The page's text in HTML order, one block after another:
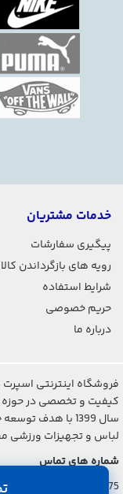
خدمات مشتریان
پیگیری سفارشات
رویه های بازگرداندن کالا
شرایط استفاده
حریم خصوصی
درباره ما
کیفیت و تخصصی در حوزه
سال 1399 با هدف
لباس و تجهیزات ورزشی
شماره های تماس
021-2842-7275